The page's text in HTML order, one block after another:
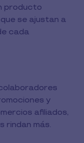
producto
se ajustan a
cada
y
afiliados,
rindan más.